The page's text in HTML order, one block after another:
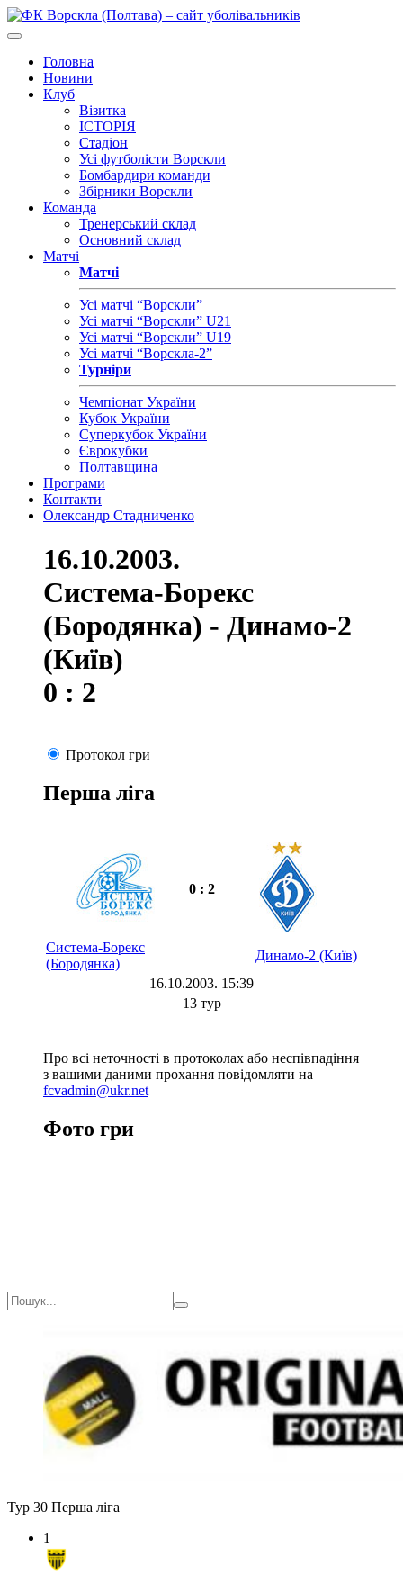
Головна
Новини
Клуб
Візитка
ІСТОРІЯ
Стадіон
Усі футболісти Ворскли
Бомбардири команди
Збірники Ворскли
Команда
Тренерський склад
Основний склад
Матчі
Матчі
Усі матчі “Ворскли”
Усі матчі “Ворскли” U21
Усі матчі “Ворскли” U19
Усі матчі “Ворскла-2”
Турніри
Чемпіонат України
Кубок України
Суперкубок України
Єврокубки
Полтавщина
Програми
Контакти
Олександр Стадниченко
16.10.2003.
Система-Борекс
(Бородянка) - Динамо-2
(Київ)
0 : 2
Протокол гри
Перша ліга
0 : 2
Система-Борекс
(Бородянка)
Динамо-2 (Київ)
16.10.2003. 15:39
13 тур
Про всі неточності в протоколах або неспівпадіння
з вашими даними прохання повідомляти на
fcvadmin@ukr.net
Фото гри
Тур 30 Перша ліга
1